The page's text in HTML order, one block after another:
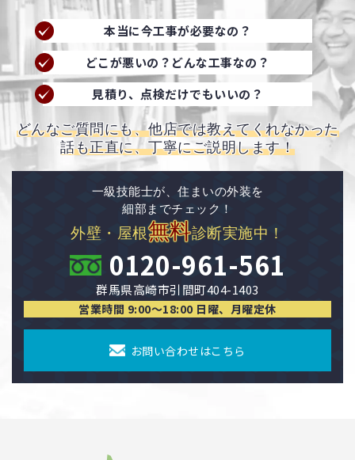
本当に今工事が必要なの？
どこが悪いの？どんな工事なの？
見積り、点検だけでもいいの？
どんなご質問にも、他店では教えてくれなかった
話も正直に、丁寧にご説明します！
一級技能士が、住まいの外装を
細部までチェック！
外壁・屋根無料診断実施中！
0120-961-561
群馬県高崎市引間町404-1403
営業時間 9:00〜18:00 日曜、月曜定休
お問い合わせはこちら